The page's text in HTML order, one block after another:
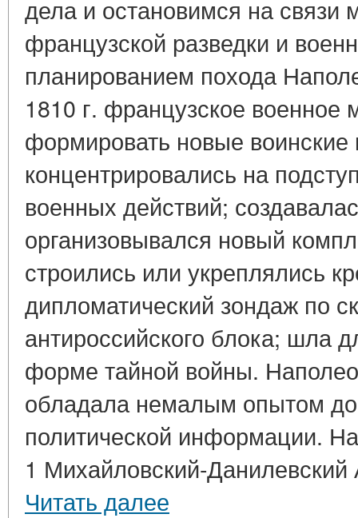
дела и остановимся на связи
французской разведки и
планированием похода
1810 г. французское военное
формировать новые воинские
концентрировались на
военных действий;
организовывался новый
строились или укреплялись
дипломатический зондаж по
антироссийского блока; шла
форме тайной войны.
обладала немалым опытом
политической информации.
1 Михайловский-
Читать далее